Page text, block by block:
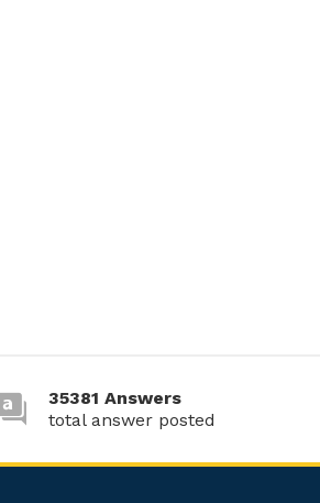
35381 Answers
total answer posted